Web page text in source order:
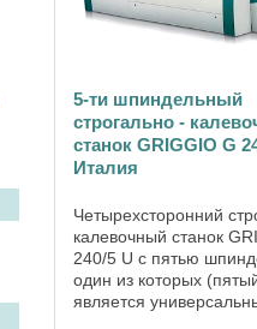
5-ти шпиндельный
строгально -
станок GRIGGIO G
Италия
Четырехсторонний
калевочный станок
240/5 U с пятью
один из которых
является